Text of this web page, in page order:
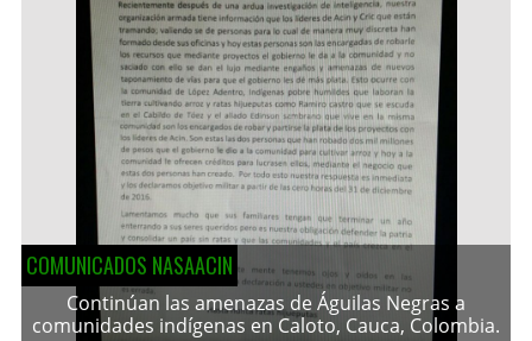
COMUNICADOS NASAACIN
Continúan las amenazas de Águilas Negras a
comunidades indígenas en Caloto, Cauca, Colombia.